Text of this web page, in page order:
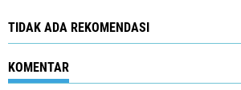
TIDAK ADA REKOMENDASI
KOMENTAR